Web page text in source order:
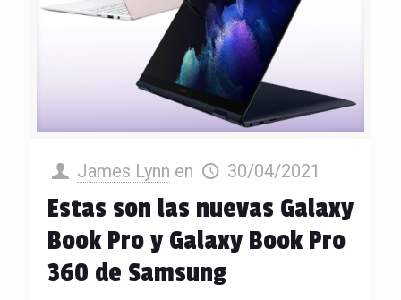
James Lynn en 30/04/2021
Estas son las nuevas Galaxy
Book Pro y Galaxy Book Pro
360 de Samsung